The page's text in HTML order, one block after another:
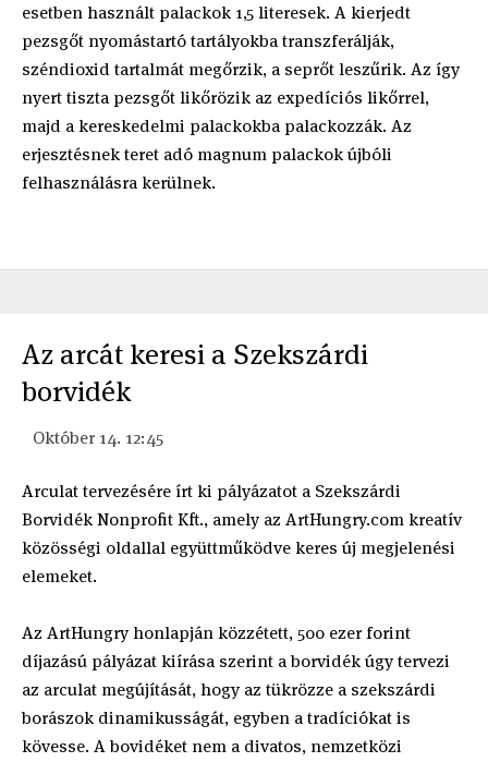
esetben használt palackok 1,5 literesek. A kierjedt
pezsgőt nyomástartó tartályokba transzferálják,
széndioxid tartalmát megőrzik, a seprőt leszűrik. Az így
nyert tiszta pezsgőt likőrözik az expedíciós likőrrel,
majd a kereskedelmi palackokba palackozzák. Az
erjesztésnek teret adó magnum palackok újbóli
felhasználásra kerülnek.
Az arcát keresi a Szekszárdi
borvidék
Október 14. 12:45
Arculat tervezésére írt ki pályázatot a Szekszárdi
Borvidék Nonprofit Kft., amely az ArtHungry.com kreatív
közösségi oldallal együttműködve keres új megjelenési
elemeket.
Az ArtHungry honlapján közzétett, 500 ezer forint
díjazású pályázat kiírása szerint a borvidék úgy tervezi
az arculat megújítását, hogy az tükrözze a szekszárdi
borászok dinamikusságát, egyben a tradíciókat is
kövesse. A bovidéket nem a divatos, nemzetközi